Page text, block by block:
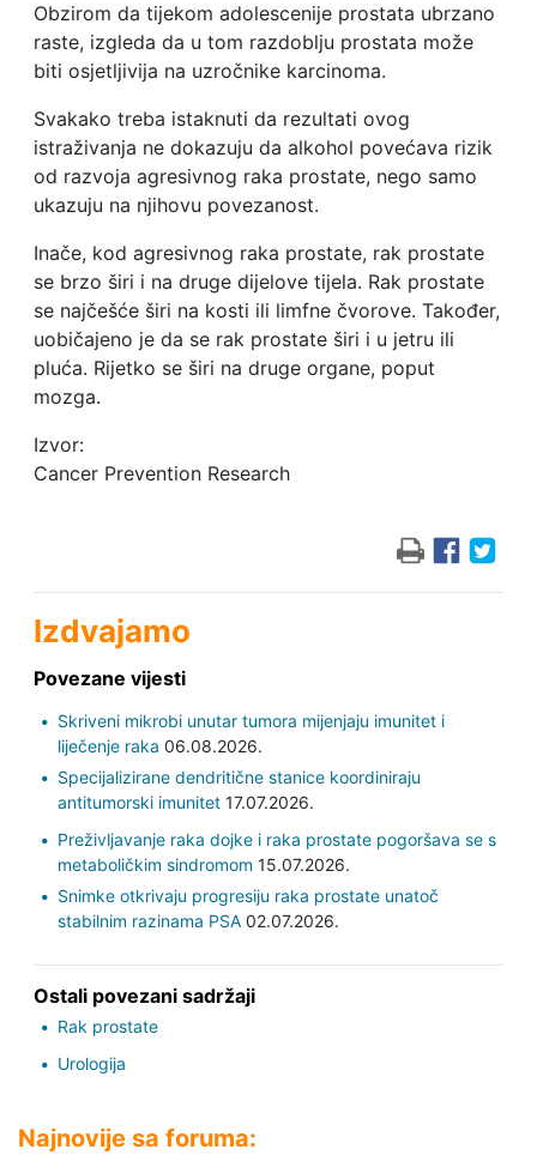
Obzirom da tijekom adolescenije prostata ubrzano
raste, izgleda da u tom razdoblju prostata može
biti osjetljivija na uzročnike karcinoma.
Svakako treba istaknuti da rezultati ovog
istraživanja ne dokazuju da alkohol povećava rizik
od razvoja agresivnog raka prostate, nego samo
ukazuju na njihovu povezanost.
Inače, kod agresivnog raka prostate, rak prostate
se brzo širi i na druge dijelove tijela. Rak prostate
se najčešće širi na kosti ili limfne čvorove. Također,
uobičajeno je da se rak prostate širi i u jetru ili
pluća. Rijetko se širi na druge organe, poput
mozga.
Izvor:
Cancer Prevention Research
Izdvajamo
Povezane vijesti
Skriveni mikrobi unutar tumora mijenjaju imunitet i
liječenje raka 06.08.2026.
Specijalizirane dendritične stanice koordiniraju
antitumorski imunitet17.07.2026.
Preživljavanje raka dojke i raka prostate pogoršava se s
metaboličkim sindromom 15.07.2026.
Snimke otkrivaju progresiju raka prostate unatoč
stabilnim razinama PSA02.07.2026.
Ostali povezani sadržaji
Rak prostate
Urologija
Najnovije sa foruma: